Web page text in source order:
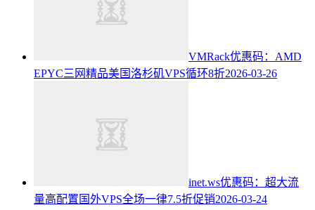
VMRack优惠码：AMD
EPYC三网精品美国洛杉矶VPS循环8折2026-03-26
inet.ws优惠码：超大流
量高配置国外VPS全场一律7.5折促销2026-03-24